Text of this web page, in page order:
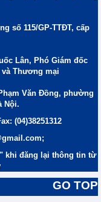
số 115/GP-TTĐT, cấp
Lân, Phó Giám đốc
Thương mại
Văn Đồng, phường
Nội.
(04)38251312
khi đăng lại thông tin từ
GO TOP